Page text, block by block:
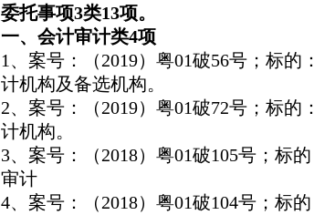
委托事项3类13项。
一、会计审计类4项
1、案号：（2019）粤01破56号；标
计机构及备选机构。
2、案号：（2019）粤01破72号；标
计机构。
3、案号：（2018）粤01破105号；标
审计
4、案号：（2018）粤01破104号；标